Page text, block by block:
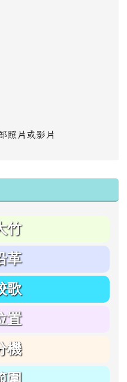
照片或影片
竹
革
歌
置
機
圍